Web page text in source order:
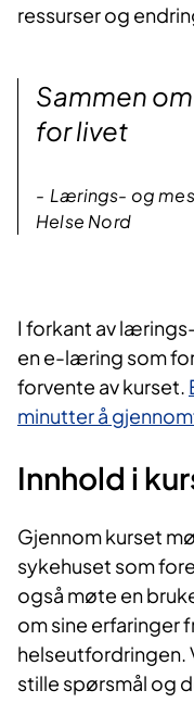
ressurser og
Sammen
for livet
Lærings- og
Helse Nord
I forka​nt av
en e-læring som
forvente av kurset.
minutter å
Innhold i
Gjenno​m kurset
sykehuset som
også møte en
om sine erfaringer
helseutfordringen.
stille spørsmål og